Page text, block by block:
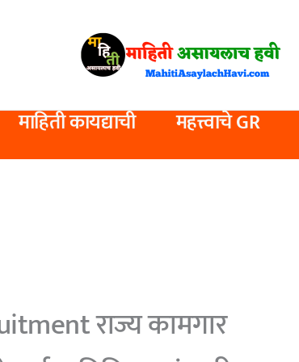
माहिती कायद्याची महत्त्वाचे GR
राज्य कामगार